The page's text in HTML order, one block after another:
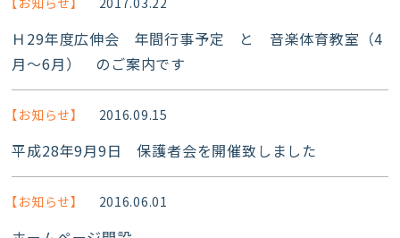
Ｈ29年度広伸会 年間行事予定 と 音楽体育教室（4
月～6月） のご案内です
【お知らせ】 2016.09.15
平成28年9月9日 保護者会を開催致しました
【お知らせ】 2016.06.01